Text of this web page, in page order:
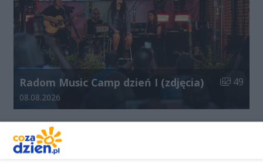
Radom Music Camp dzień I (zdjęcia) Liczba
49
Data dodania galerii:
08.08.2026